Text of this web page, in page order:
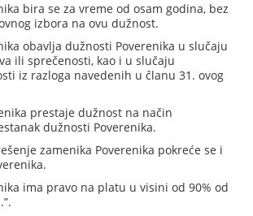
bira se za vreme od osam godina, bez
izbora na ovu dužnost.
obavlja dužnosti Poverenika u slučaju
ili sprečenosti, kao i u slučaju
iz razloga navedenih u članu 31. ovog
prestaje dužnost na način
dužnosti Poverenika.
zamenika Poverenika pokreće se i
ima pravo na platu u visini od 90% od